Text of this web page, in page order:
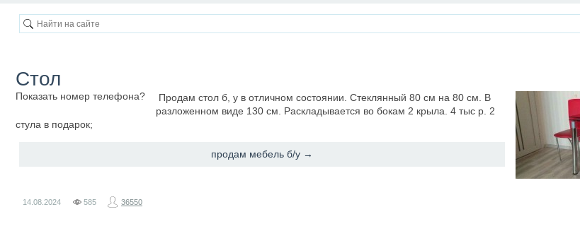
Стол
Показать номер телефона?
Продам стол б, у в отличном состоянии. Стеклянный 80 см на 80 см. В
разложенном виде 130 см. Раскладывается во бокам 2 крыла. 4 тыс р. 2
стула в подарок;
продам мебель б/у →
14.08.2024 585 36550